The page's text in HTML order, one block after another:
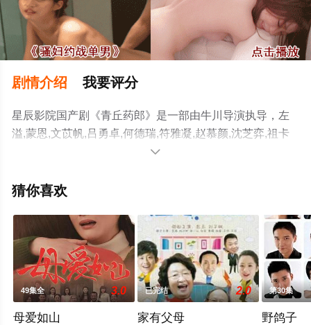
剧情介绍 我要评分
星辰影院国产剧《青丘药郎》是一部由牛川导演执导，左
溢,蒙恩,文苡帆,吕勇卓,何德瑞,符雅凝,赵慕颜,沈芝弈,祖卡
尔,罗麦一,宣贻骞,刘瑾,刘果果等演员精彩演绎的中国大陆
未删减完整版电视剧全集就上星辰影视，更多相关信息可

猜你喜欢
49集全 3.0
母爱如山
已完结 2.0
家有父母
第30集
野鸽子